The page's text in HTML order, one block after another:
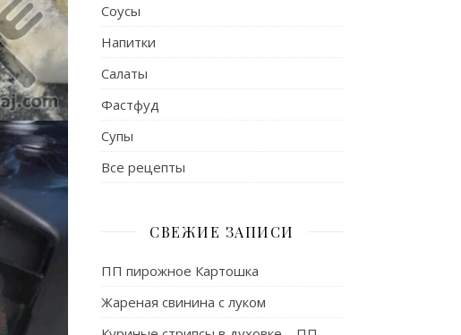
Соусы
Напитки
Салаты
Фастфуд
Супы
Все рецепты
СВЕЖИЕ ЗАПИСИ
ПП пирожное Картошка
Жареная свинина с луком